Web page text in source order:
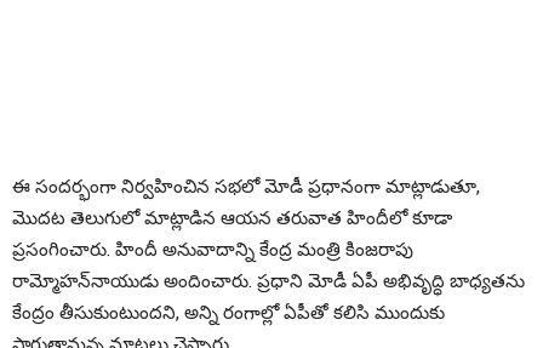
ఈ సందర్భంగా నిర్వహించిన స‌భలో మోడీ ప్ర‌ధానంగా మాట్లాడుతూ,
మొదట తెలుగులో మాట్లాడిన ఆయన తరువాత హిందీలో కూడా
ప్రసంగించారు. హిందీ అనువాదాన్ని కేంద్ర మంత్రి కింజరాపు
రామ్మోహన్‌నాయుడు అందించారు. ప్రధాని మోడీ ఏపీ అభివృద్ధి బాధ్యతను
కేంద్రం తీసుకుంటుందని, అన్ని రంగాల్లో ఏపీతో కలిసి ముందుకు
సాగుతామన్న మాటలు చెప్పారు.